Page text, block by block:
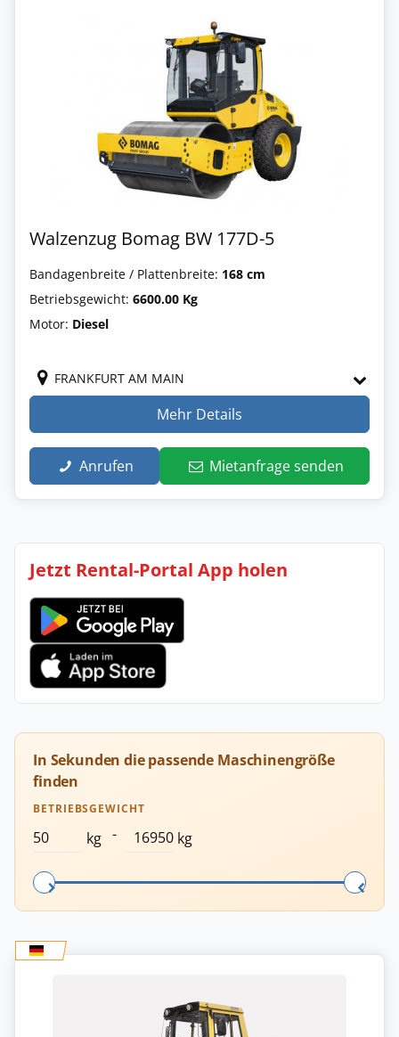
Walzenzug Bomag BW 177D-5
Bandagenbreite / Plattenbreite: 168 cm
Betriebsgewicht: 6600.00 Kg
Motor: Diesel
FRANKFURT AM MAIN
Mehr Details
Anrufen Mietanfrage senden
Jetzt Rental-Portal App holen
In Sekunden die passende Maschinengröße
finden
BETRIEBSGEWICHT
kg - kg